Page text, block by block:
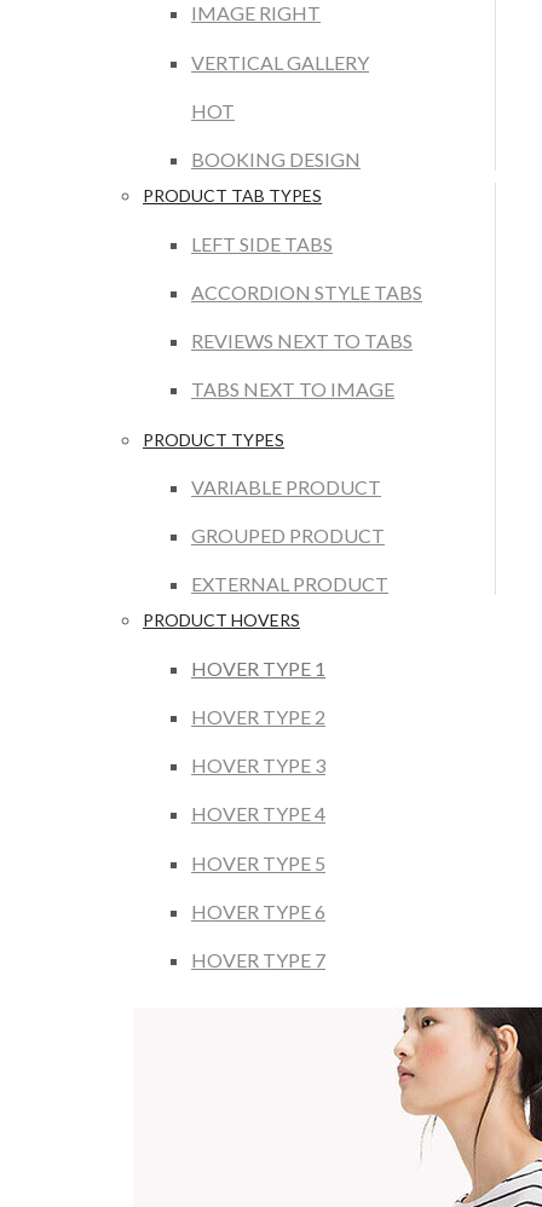
IMAGE RIGHT
VERTICAL GALLERY
HOT
BOOKING DESIGN
PRODUCT TAB TYPES
LEFT SIDE TABS
ACCORDION STYLE TABS
REVIEWS NEXT TO TABS
TABS NEXT TO IMAGE
PRODUCT TYPES
VARIABLE PRODUCT
GROUPED PRODUCT
EXTERNAL PRODUCT
PRODUCT HOVERS
HOVER TYPE 1
HOVER TYPE 2
HOVER TYPE 3
HOVER TYPE 4
HOVER TYPE 5
HOVER TYPE 6
HOVER TYPE 7